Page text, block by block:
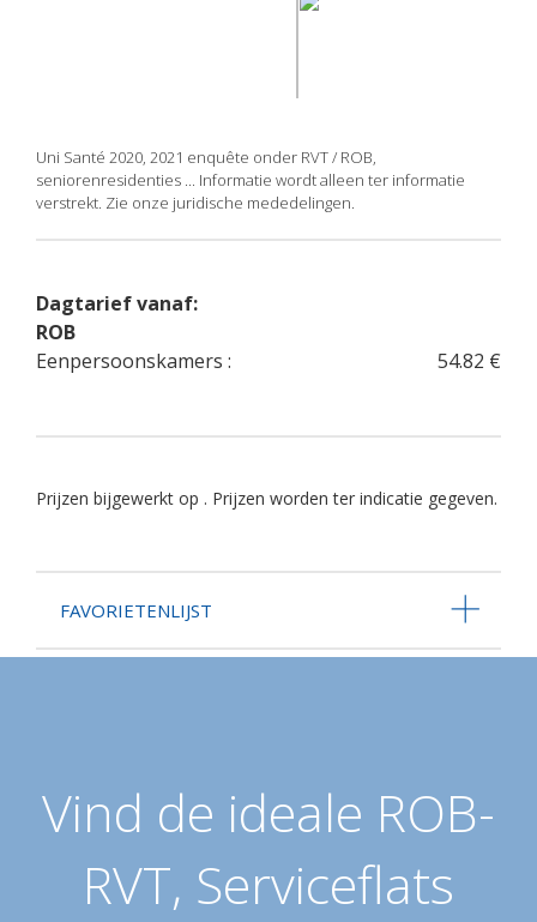
Uni Santé 2020, 2021 enquête onder RVT / ROB,
seniorenresidenties ... Informatie wordt alleen ter informatie
verstrekt. Zie onze juridische mededelingen.
Dagtarief vanaf:
ROB
Eenpersoonskamers :
54.82 €
Prijzen bijgewerkt op . Prijzen worden ter indicatie gegeven.
FAVORIETENLIJST
Vind de ideale ROB-
RVT, Serviceflats